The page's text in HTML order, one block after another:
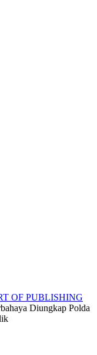
OF PUBLISHING
Diungkap Polda